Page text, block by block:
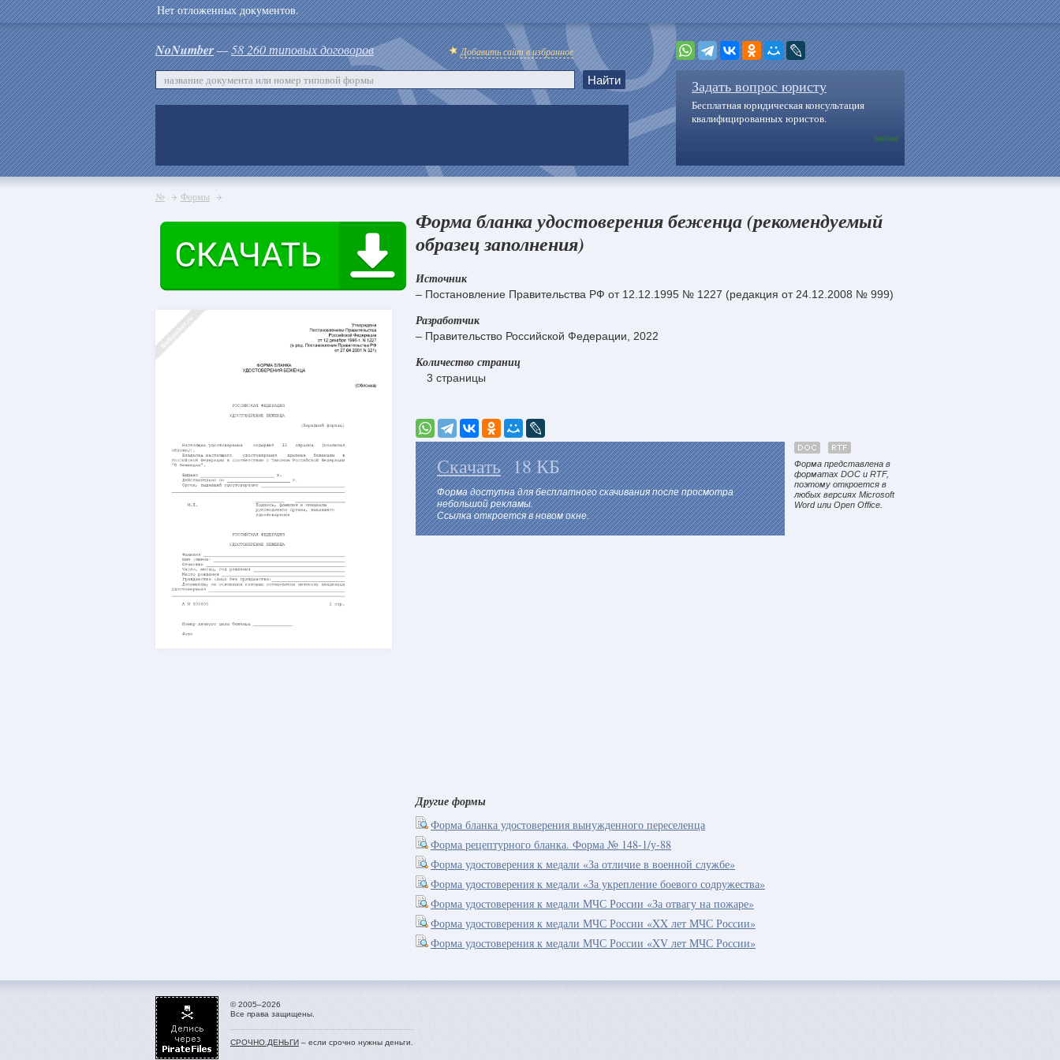
Нет отложенных документов.
NoNumber—58 260 типовых договоров Добавить сайт в избранное
Задать вопрос юристу
Бесплатная юридическая консультация
квалифицированных юристов.
online
№ Формы
Форма бланка удостоверения беженца (рекомендуемый
образец заполнения)
Источник
– Постановление Правительства РФ от 12.12.1995 № 1227 (редакция от 24.12.2008 № 999)
Разработчик
– Правительство Российской Федерации, 2022
Количество страниц
3 страницы
Скачать 18 КБ
Форма доступна для бесплатного скачивания после просмотра
небольшой рекламы.
Ссылка откроется в новом окне.
Форма представлена в
форматах DOC и RTF,
поэтому откроется в
любых версиях Microsoft
Word или Open Office.
Другие формы
Форма бланка удостоверения вынужденного переселенца
Форма рецептурного бланка. Форма № 148-1/у-88
Форма удостоверения к медали «За отличие в военной службе»
Форма удостоверения к медали «За укрепление боевого содружества»
Форма удостоверения к медали МЧС России «За отвагу на пожаре»
Форма удостоверения к медали МЧС России «XX лет МЧС России»
Форма удостоверения к медали МЧС России «XV лет МЧС России»
© 2005–2026
Все права защищены.
СРОЧНО.ДЕНЬГИ – если срочно нужны деньги.